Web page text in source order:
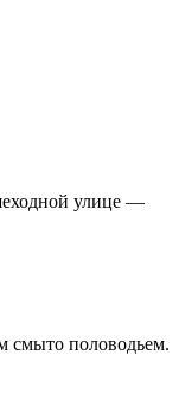
улице —
смыто половодьем.